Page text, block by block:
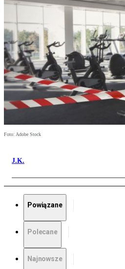
Foto: Adobe Stock
J.K.
Powiązane
Polecane
Najnowsze